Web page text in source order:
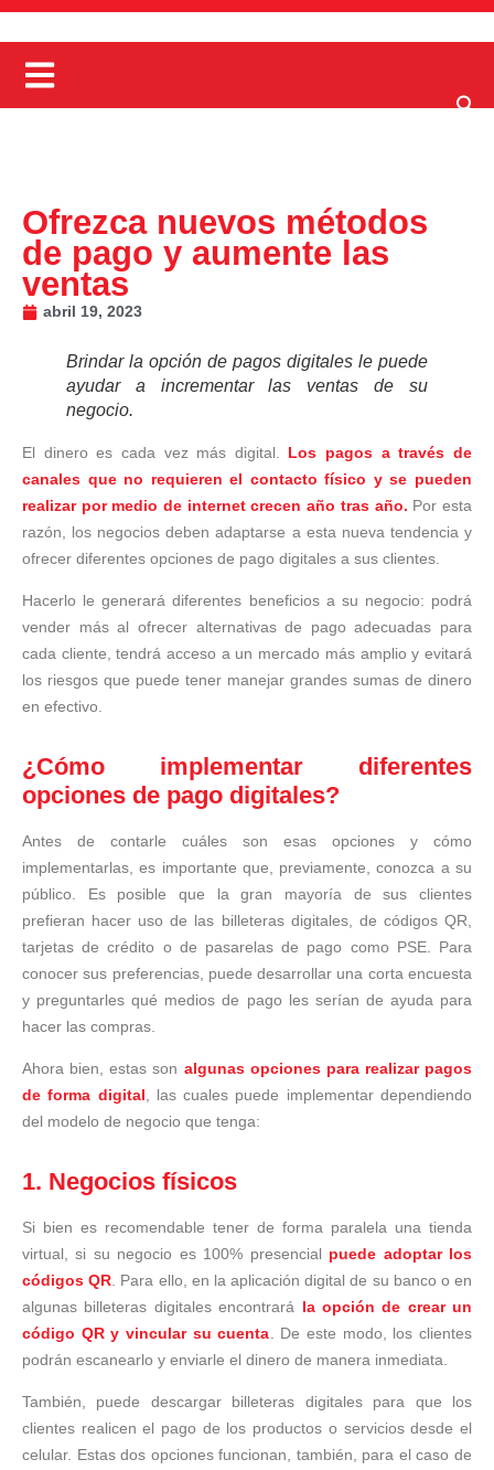
Ofrezca nuevos métodos
de pago y aumente las
ventas
abril 19, 2023
Brindar la opción de pagos digitales le puede
ayudar a incrementar las ventas de su
negocio.
El dinero es cada vez más digital. Los pagos a través de
canales que no requieren el contacto físico y se pueden
realizar por medio de internet crecen año tras año. Por esta
razón, los negocios deben adaptarse a esta nueva tendencia y
ofrecer diferentes opciones de pago digitales a sus clientes.
Hacerlo le generará diferentes beneficios a su negocio: podrá
vender más al ofrecer alternativas de pago adecuadas para
cada cliente, tendrá acceso a un mercado más amplio y evitará
los riesgos que puede tener manejar grandes sumas de dinero
en efectivo.
¿Cómo implementar diferentes
opciones de pago digitales?
Antes de contarle cuáles son esas opciones y cómo
implementarlas, es importante que, previamente, conozca a su
público. Es posible que la gran mayoría de sus clientes
prefieran hacer uso de las billeteras digitales, de códigos QR,
tarjetas de crédito o de pasarelas de pago como PSE. Para
conocer sus preferencias, puede desarrollar una corta encuesta
y preguntarles qué medios de pago les serían de ayuda para
hacer las compras.
Ahora bien, estas son algunas opciones para realizar pagos
de forma digital , las cuales puede implementar dependiendo
del modelo de negocio que tenga:
1. Negocios físicos
Si bien es recomendable tener de forma paralela una tienda
virtual, si su negocio es 100% presencial puede adoptar los
códigos QR . Para ello, en la aplicación digital de su banco o en
algunas billeteras digitales encontrará la opción de crear un
código QR y vincular su cuenta . De este modo, los clientes
podrán escanearlo y enviarle el dinero de manera inmediata.
También, puede descargar billeteras digitales para que los
clientes realicen el pago de los productos o servicios desde el
celular. Estas dos opciones funcionan, también, para el caso de